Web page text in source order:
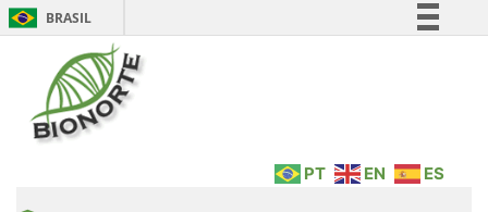
BRASIL
Legislação
PT EN ES